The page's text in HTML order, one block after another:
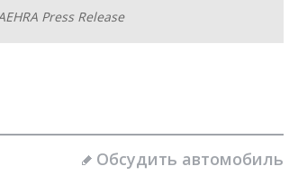
Press Release
Обсудить автомобиль